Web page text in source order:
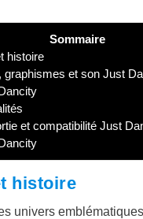
Sommaire
histoire
graphismes et son Just
et compatibilité Just
histoire
univers